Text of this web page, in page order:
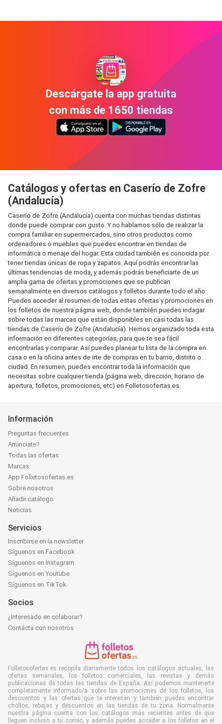
Descárgate la app gratuita
con más de 1650 tiendas
Catálogos y ofertas en Caserío de Zofre
(Andalucía)
Caserío de Zofre (Andalucía) cuenta con muchas tiendas distintas
donde puede comprar con gusto. Y no hablamos sólo de realizar la
compra familiar en supermercados, sino otros productos como
ordenadores o muebles que puedes encontrar en tiendas de
informática o menaje del hogar. Esta ciudad también es conocida por
tener tiendas únicas de ropa y zapatos. Aquí podrás encontrar las
últimas tendencias de moda, y además podrás beneficiarte de un
amplia gama de ofertas y promociones que se publican
semanalmente en diversos catálogos y folletos durante todo el año.
Puedes acceder al resumen de todas estas ofertas y promociones en
los folletos de nuestra página web, donde también puedes indagar
sobre todas las marcas que están disponibles en casi todas las
tiendas de Caserío de Zofre (Andalucía). Hemos organizado toda esta
información en diferentes categorías, para que te sea fácil
encontrarlas y comparar. Así puedes planear tu lista de la compra en
casa o en la oficina antes de irte de compras en tu barrio, distrito o
ciudad. En resumen, puedes encontrar toda la información que
necesitas sobre cualquier tienda (página web, dirección, horario de
apertura, folletos, promociones, etc) en Folletosofertas.es.
Información
Preguntas frecuentes
Anúnciate?
Todas las ofertas
Marcas
App Folletosofertas.es
Sobre nosotros
Añadir catálogo
Noticias
Servicios
Inscribirse en la newsletter
Síguenos en Facebook
Síguenos en Instagram
Síguenos en Youtube
Síguenos en TikTok
Socios
¿Interesado en colaborar?
Contácta con nosotros
Folletosofertas.es recopila diariamente todos los catálogos actuales, las
ofertas semanales, los folletos comerciales, las revistas y demás
publicaciones de todas las tiendas de España. Así podemos mantenerte
completamente informado/a sobre las promociones de los folletos, los
descuentos y las ofertas que te interesan y también puedes encontrar
chollos, rebajas y descuentos en las tiendas de tu zona. Normalmente
nuestra página cuenta con los catálogos más recientes antes de que
lleguen incluso a tu correo, y además puedes acceder a los folletos en el